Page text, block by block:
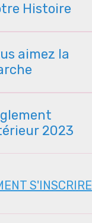
Histoire
aimez la
2023
S'INSCRIRE